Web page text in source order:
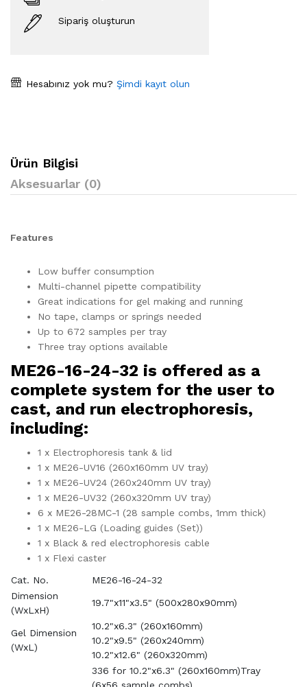
Sipariş oluşturun
Hesabınız yok mu? Şimdi kayıt olun
Ürün Bilgisi
Aksesuarlar (0)
Features
Low buffer consumption
Multi-channel pipette compatibility
Great indications for gel making and running
No tape, clamps or springs needed
Up to 672 samples per tray
Three tray options available
ME26-16-24-32 is offered as a
complete system for the user to
cast, and run electrophoresis,
including:
1 x Electrophoresis tank & lid
1 x ME26-UV16 (260x160mm UV tray)
1 x ME26-UV24 (260x240mm UV tray)
1 x ME26-UV32 (260x320mm UV tray)
6 x ME26-28MC-1 (28 sample combs, 1mm thick)
1 x ME26-LG (Loading guides (Set))
1 x Black & red electrophoresis cable
1 x Flexi caster
Cat. No.
ME26-16-24-32
Dimension
(WxLxH)
19.7"x11"x3.5" (500x280x90mm)
Gel Dimension
(WxL)
10.2"x6.3" (260x160mm)
10.2"x9.5" (260x240mm)
10.2"x12.6" (260x320mm)
336 for 10.2"x6.3" (260x160mm)Tray